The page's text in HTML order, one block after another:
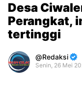
Desa
Perangkat,
tertinggi
Redaksi
Senin, 26 Mei